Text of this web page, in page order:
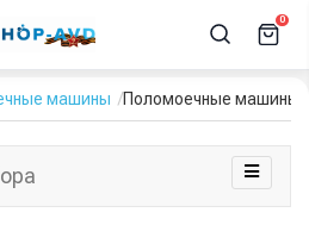
0
машины Поломоечные машины